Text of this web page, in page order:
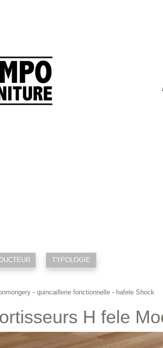
TYPOLOGIE
- quincaillerie fonctionnelle - hafele Shock
H fele